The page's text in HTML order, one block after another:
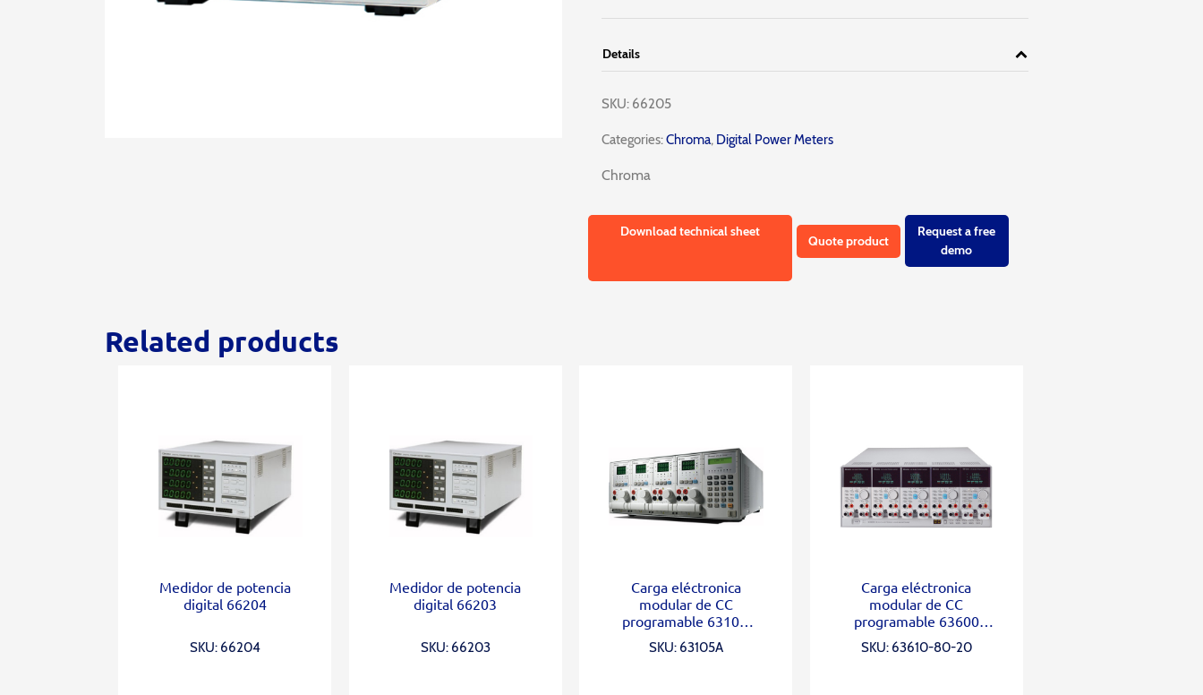
Details
SKU: 66205
Categories:Chroma, Digital Power Meters
Chroma
Download technical sheet
Quote product
Request a free
demo
Related products
Medidor de potencia
digital 66204
SKU: 66204
Medidor de potencia
digital 66203
SKU: 66203
Carga eléctronica
modular de CC
programable 6310A
Series
SKU: 63105A
Carga eléctronica
modular de CC
programable 63600
Series
SKU: 63610-80-20